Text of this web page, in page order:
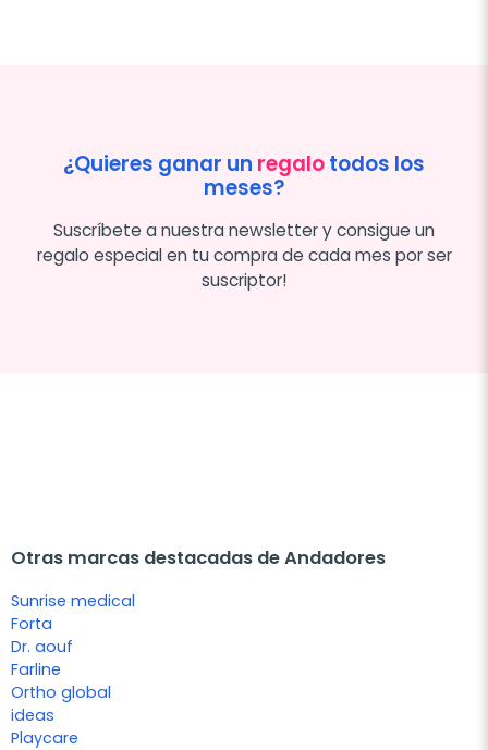
¿Quieres ganar un regalotodos los
meses?
Suscríbete a nuestra newsletter y consigue un
regalo especial en tu compra de cada mes por ser
suscriptor!
Otras marcas destacadas de Andadores
Sunrise medical
Forta
Dr. aouf
Farline
Ortho global
ideas
Playcare